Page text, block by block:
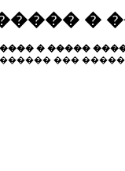
�
� �����
���